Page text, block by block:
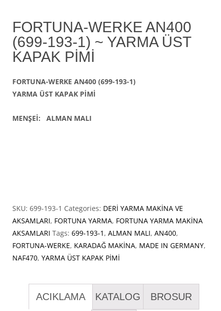
FORTUNA-WERKE AN400
(699-193-1) ~ YARMA ÜST
KAPAK PİMİ
FORTUNA-WERKE AN400 (699-193-1)
YARMA ÜST KAPAK PİMİ
MENŞEİ: ALMAN MALI
SKU: 699-193-1 Categories: DERİ YARMA MAKİNA VE
AKSAMLARI, FORTUNA YARMA, FORTUNA YARMA MAKİNA
AKSAMLARI Tags: 699-193-1 , ALMAN MALI, AN400,
FORTUNA-WERKE, KARADAĞ MAKİNA, MADE IN GERMANY,
NAF470, YARMA ÜST KAPAK PİMİ
ACIKLAMA KATALOG BROSUR